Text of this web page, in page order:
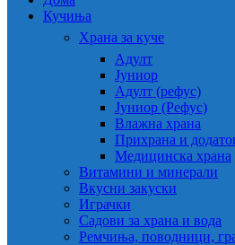
Кучиња
Храна за куче
Адулт
Јуниор
Адулт (рефус)
Јуниор (Рефус)
Влажна храна
Прихрана и
Медицинска храна
Витамини и минерали
Вкусни закуски
Играчки
Садови за храна и вода
Ремчиња, поводници,